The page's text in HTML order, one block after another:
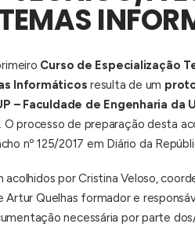
Curso de Especialização
Informáticos resulta de um
– Faculdade de Engenharia da
processo de preparação desta
nº 125/2017 em Diário da
por Cristina Veloso,
Quelhas formador e
necessária por parte